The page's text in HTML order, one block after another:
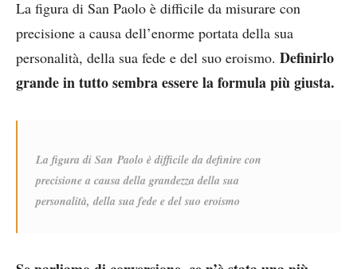
La figura di San Paolo è difficile da misurare con
precisione a causa dell’enorme portata della sua
personalità, della sua fede e del suo eroismo. Definirlo
grande in tutto sembra essere la formula più giusta.
La figura di San Paolo è difficile da definire con
precisione a causa della grandezza della sua
personalità, della sua fede e del suo eroismo